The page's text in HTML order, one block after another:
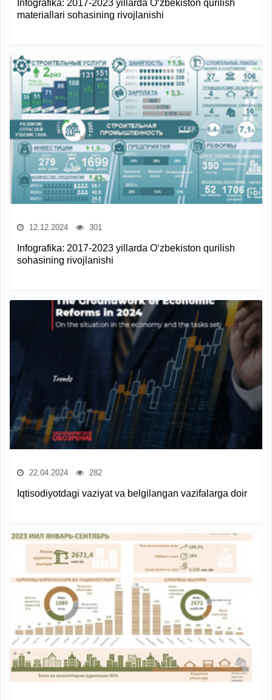
Infografika: 2017-2023 yillarda O‘zbekiston qurilish
materiallari sohasining rivojlanishi
12.12.2024 301
Infografika: 2017-2023 yillarda O‘zbekiston qurilish
sohasining rivojlanishi
22.04.2024 282
Iqtisodiyotdagi vaziyat va belgilangan vazifalarga doir